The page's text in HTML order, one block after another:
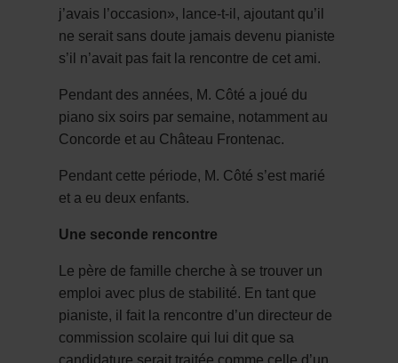
j’avais l’occasion», lance-t-il, ajoutant qu’il
ne serait sans doute jamais devenu pianiste
s’il n’avait pas fait la rencontre de cet ami.
Pendant des années, M. Côté a joué du
piano six soirs par semaine, notamment au
Concorde et au Château Frontenac.
Pendant cette période, M. Côté s’est marié
et a eu deux enfants.
Une seconde rencontre
Le père de famille cherche à se trouver un
emploi avec plus de stabilité. En tant que
pianiste, il fait la rencontre d’un directeur de
commission scolaire qui lui dit que sa
candidature serait traitée comme celle d’un